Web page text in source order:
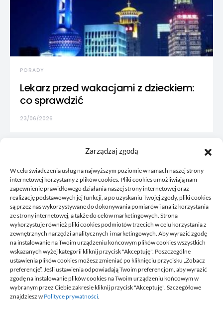
Zarządzaj zgodą
W celu świadczenia usług na najwyższym poziomie w ramach naszej strony
internetowej korzystamy z plików cookies. Pliki cookies umożliwiają nam
zapewnienie prawidłowego działania naszej strony internetowej oraz
realizację podstawowych jej funkcji, a po uzyskaniu Twojej zgody, pliki cookies
są przez nas wykorzystywane do dokonywania pomiarów i analiz korzystania
ze strony internetowej, a także do celów marketingowych. Strona
wykorzystuje również pliki cookies podmiotów trzecich w celu korzystania z
zewnętrznych narzędzi analitycznych i marketingowych. Aby wyrazić zgodę
na instalowanie na Twoim urządzeniu końcowym plików cookies wszystkich
wskazanych wyżej kategorii kliknij przycisk "Akceptuję". Poszczególne
ustawienia plików cookies możesz zmieniać po kliknięciu przycisku „Zobacz
preferencje”. Jeśli ustawienia odpowiadają Twoim preferencjom, aby wyrazić
zgodę na instalowanie plików cookies na Twoim urządzeniu końcowym w
wybranym przez Ciebie zakresie kliknij przycisk "Akceptuję". Szczegółowe
znajdziesz w Polityce prywatności.
PORADY
Lekarz przed wakacjami z dzieckiem:
co sprawdzić
23/06/2026
Korkowy to blog, gdzie publikujemy własne przemyślenia, to
co nam przyjdzie akurat na myśl, czym chcemy się z wami
podzielić. Zawsze tworzymy coś co może się przydać
komuś, staramy się odpowiadać na pytania, które do nas
przysyłacie oraz ogólnie odpowiadamy na to bieżące
wydarzenia.